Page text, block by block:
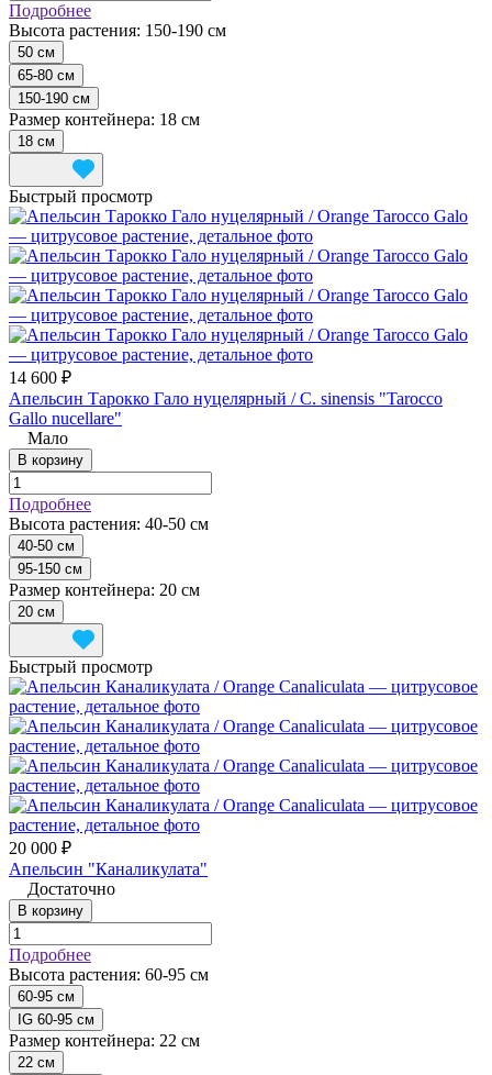
Подробнее
Высота растения: 150-190 см
50 см
65-80 см
150-190 см
Размер контейнера: 18 см
18 см
Быстрый просмотр
14 600 ₽
Апельсин Тарокко Гало нуцелярный / C. sinensis "Tarocco
Gallo nucellare"
Мало
В корзину
Подробнее
Высота растения: 40-50 см
40-50 см
95-150 см
Размер контейнера: 20 см
20 см
Быстрый просмотр
20 000 ₽
Апельсин "Каналикулата"
Достаточно
В корзину
Подробнее
Высота растения: 60-95 см
60-95 см
IG 60-95 см
Размер контейнера: 22 см
22 см